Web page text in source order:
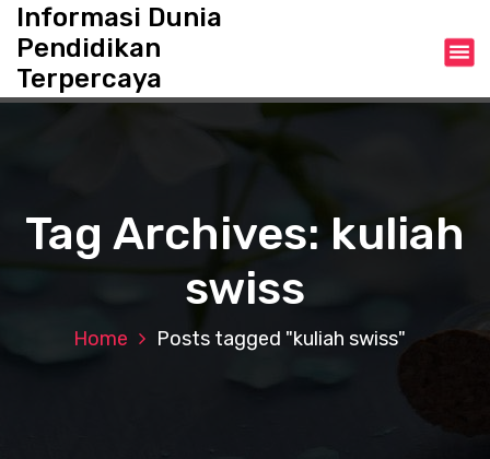
t
Informasi Dunia
Pendidikan
Terpercaya
Tag Archives: kuliah
swiss
Home Posts tagged "kuliah swiss"